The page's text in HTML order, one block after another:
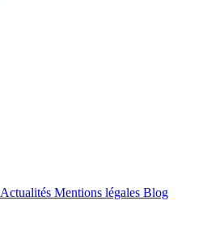
Actualités Mentions légales Blog